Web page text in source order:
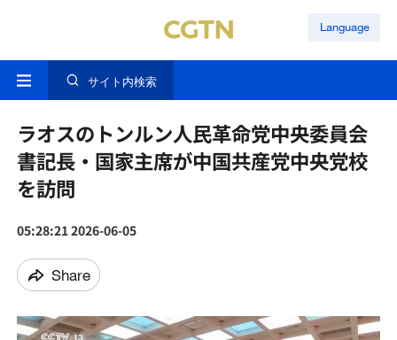
Language
サイト内検索
ラオスのトンルン人民革命党中央委員会
書記長・国家主席が中国共産党中央党校
を訪問
05:28:21 2026-06-05
Share